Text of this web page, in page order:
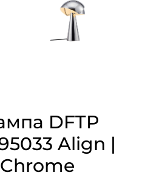
DFTP
Align |